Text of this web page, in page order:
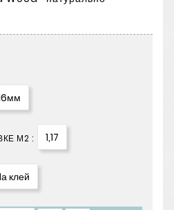
М2 : 1,17
клей